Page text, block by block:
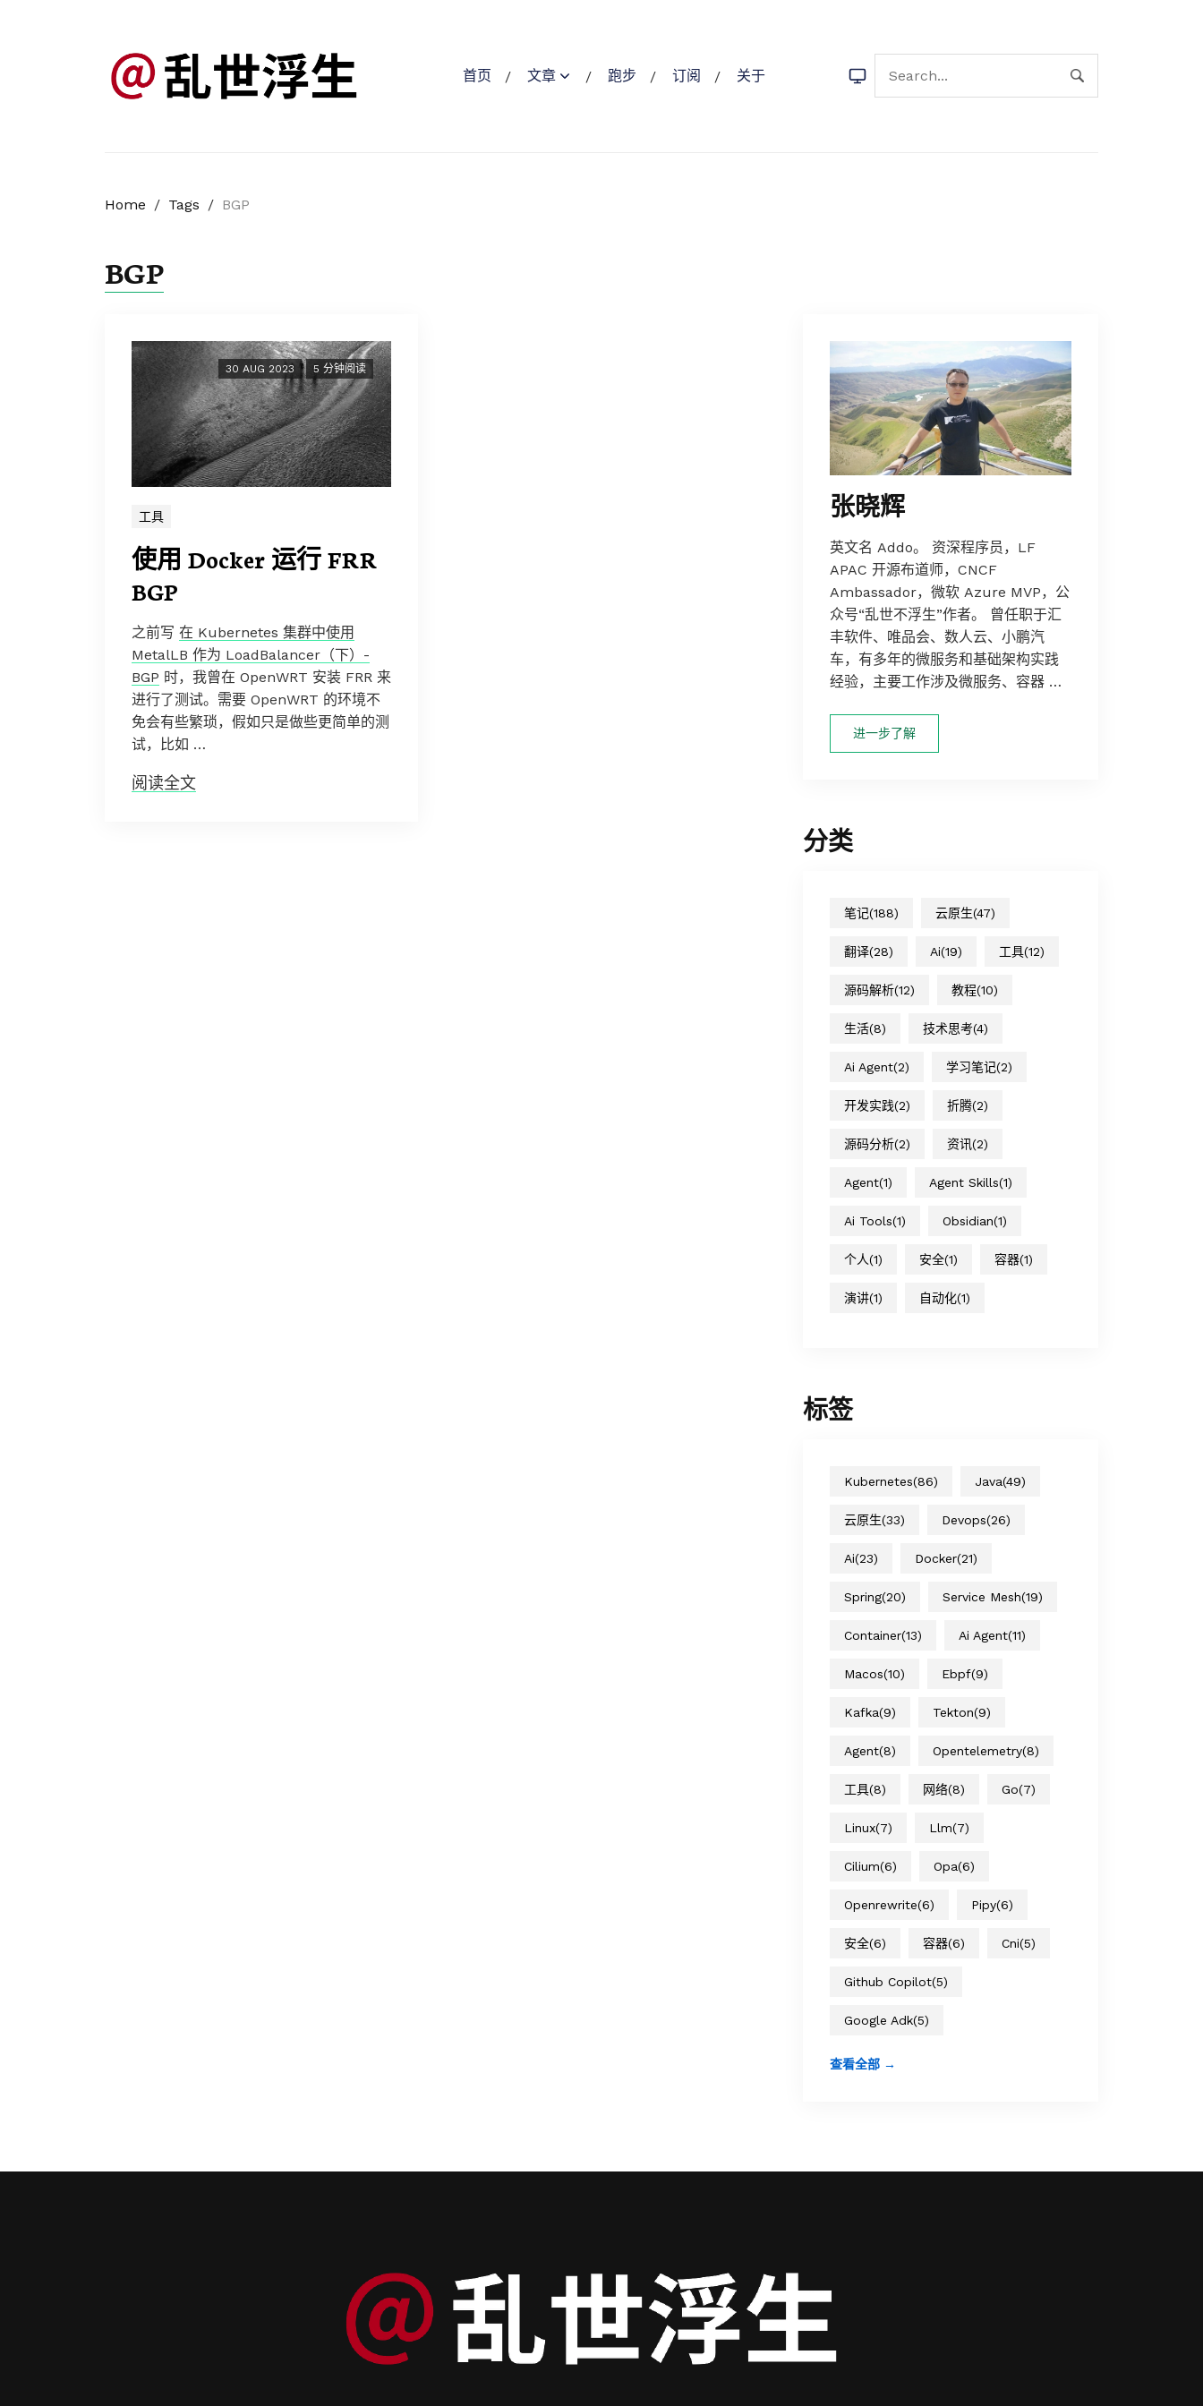
首页 文章 跑步 订阅 关于
Home / Tags / BGP
BGP
30 AUG 2023 5 分钟阅读
工具
使用 Docker 运行 FRR
BGP
之前写 在 Kubernetes 集群中使用
MetalLB 作为 LoadBalancer（下）-
BGP 时，我曾在 OpenWRT 安装 FRR 来
进行了测试。需要 OpenWRT 的环境不
免会有些繁琐，假如只是做些更简单的测
试，比如 …
阅读全文
张晓辉
英文名 Addo。 资深程序员，LF
APAC 开源布道师，CNCF
Ambassador，微软 Azure MVP，公
众号“乱世不浮生”作者。 曾任职于汇
丰软件、唯品会、数人云、小鹏汽
车，有多年的微服务和基础架构实践
经验，主要工作涉及微服务、容器 …
进一步了解
分类
笔记(188) 云原生(47)
翻译(28) Ai(19) 工具(12)
源码解析(12) 教程(10)
生活(8) 技术思考(4)
Ai Agent(2) 学习笔记(2)
开发实践(2) 折腾(2)
源码分析(2) 资讯(2)
Agent(1) Agent Skills(1)
Ai Tools(1) Obsidian(1)
个人(1) 安全(1) 容器(1)
演讲(1) 自动化(1)
标签
Kubernetes(86) Java(49)
云原生(33) Devops(26)
Ai(23) Docker(21)
Spring(20) Service Mesh(19)
Container(13) Ai Agent(11)
Macos(10) Ebpf(9)
Kafka(9) Tekton(9)
Agent(8) Opentelemetry(8)
工具(8) 网络(8) Go(7)
Linux(7) Llm(7)
Cilium(6) Opa(6)
Openrewrite(6) Pipy(6)
安全(6) 容器(6) Cni(5)
Github Copilot(5)
Google Adk(5)
查看全部 →